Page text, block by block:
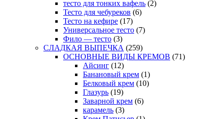
тесто для тонких вафель (2)
Тесто для чебуреков (6)
Тесто на кефире (17)
Универсальное тесто (7)
Фило — тесто (3)
СЛАДКАЯ ВЫПЕЧКА (259)
ОСНОВНЫЕ ВИДЫ КРЕМОВ (71)
Айсинг (12)
Банановый крем (1)
Белковый крем (10)
Глазурь (19)
Заварной крем (6)
карамель (3)